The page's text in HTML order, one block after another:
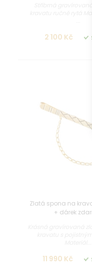
kravatu ručně rytá
2 100 Kč
Zlatá spona na
+ dárek
11 990 Kč